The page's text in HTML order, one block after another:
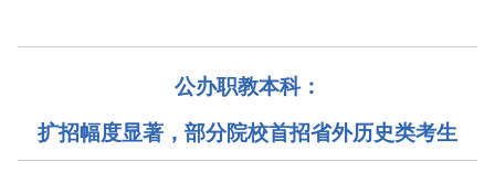
公办职教本科：
扩招幅度显著，部分院校首招省外历史类考生